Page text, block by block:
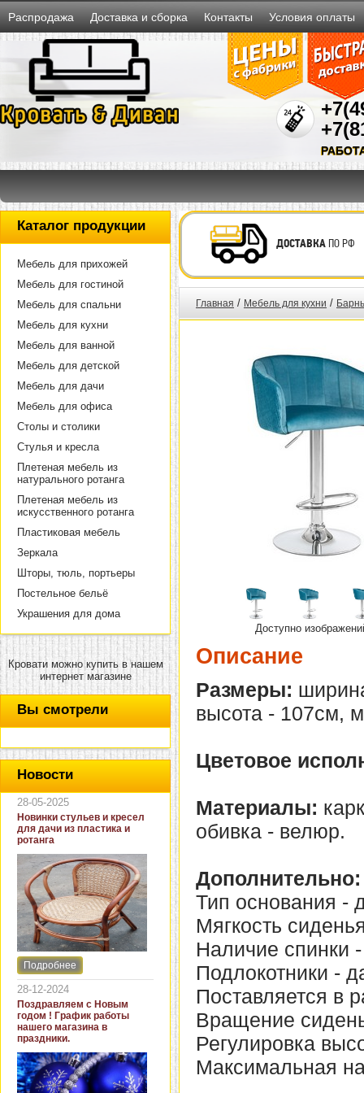
Распродажа Доставка и сборка Контакты Условия оплаты
Каталог продукции
Мебель для прихожей
Мебель для гостиной
Мебель для спальни
Мебель для кухни
Мебель для ванной
Мебель для детской
Мебель для дачи
Мебель для офиса
Столы и столики
Стулья и кресла
Плетеная мебель из
натурального ротанга
Плетеная мебель из
искусственного ротанга
Пластиковая мебель
Зеркала
Шторы, тюль, портьеры
Постельное бельё
Украшения для дома
Кровати можно купить в нашем
интернет магазине
Вы смотрели
Новости
28-05-2025
Новинки стульев и кресел
для дачи из пластика и
ротанга
Интернет-магазин "Кровать
и диван" представляет
новинки стульев и кресел
для дачи. В ассортименте
представлены как
бюджетные модели из
пластика для дачи, так и
кресла для загородных
домов из натурального и
искусственного ротанга.
Подробнее
28-12-2024
Поздравляем с Новым
годом ! График работы
нашего магазина в
праздники.
ДОСТАВКАПО РФ
Главная / Мебель для кухни /
Доступно
Описание
Размеры:
высота - 107см,
Цветовое
Материалы:
обивка - велюр.
Дополнительно:
Тип основания -
Мягкость
Наличие спинки
Подлокотники -
Поставляется в
Вращение
Регулировка
Максимальная